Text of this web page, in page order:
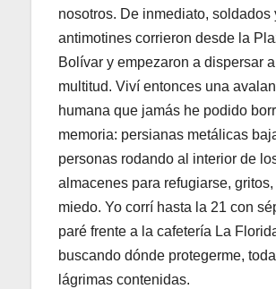
nosotros. De inmediato, soldados
antimotines corrieron desde la
Bolívar y empezaron a dispersar
multitud. Viví entonces una
humana que jamás he podido
memoria: persianas metálicas
personas rodando al interior de
almacenes para refugiarse,
miedo. Yo corrí hasta la 21 con
paré frente a la cafetería La
buscando dónde protegerme,
lágrimas contenidas.